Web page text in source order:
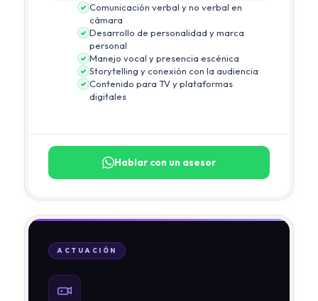
Comunicación verbal y no verbal en
cámara
Desarrollo de personalidad y marca
personal
Manejo vocal y presencia escénica
Storytelling y conexión con la audiencia
Contenido para TV y plataformas
digitales
Hablar con un asesor
ACTUACIÓN